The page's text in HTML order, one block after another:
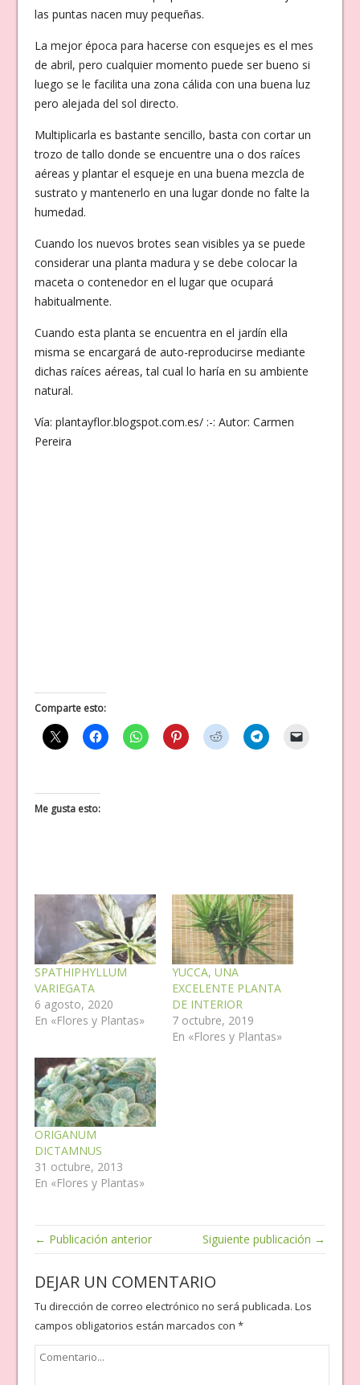
las puntas nacen muy pequeñas.
La mejor época para hacerse con esquejes es el mes
de abril, pero cualquier momento puede ser bueno si
luego se le facilita una zona cálida con una buena luz
pero alejada del sol directo.
Multiplicarla es bastante sencillo, basta con cortar un
trozo de tallo donde se encuentre una o dos raíces
aéreas y plantar el esqueje en una buena mezcla de
sustrato y mantenerlo en una lugar donde no falte la
humedad.
Cuando los nuevos brotes sean visibles ya se puede
considerar una planta madura y se debe colocar la
maceta o contenedor en el lugar que ocupará
habitualmente.
Cuando esta planta se encuentra en el jardín ella
misma se encargará de auto-reproducirse mediante
dichas raíces aéreas, tal cual lo haría en su ambiente
natural.
Vía: plantayflor.blogspot.com.es/ :-: Autor: Carmen
Pereira
Comparte esto:
Me gusta esto:
SPATHIPHYLLUM
VARIEGATA
6 agosto, 2020
En «Flores y Plantas»
YUCCA, UNA
EXCELENTE PLANTA
DE INTERIOR
7 octubre, 2019
En «Flores y Plantas»
ORIGANUM
DICTAMNUS
31 octubre, 2013
En «Flores y Plantas»
← Publicación anterior Siguiente publicación →
DEJAR UN COMENTARIO
Tu dirección de correo electrónico no será publicada. Los
campos obligatorios están marcados con *